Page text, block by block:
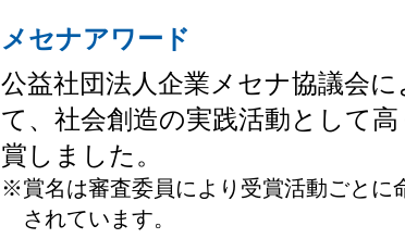
メセナアワード
公益社団法人企業メセナ協議会
て、社会創造の実践活動として
賞しました。
※賞名は審査委員により受賞活動ごとに
されています。